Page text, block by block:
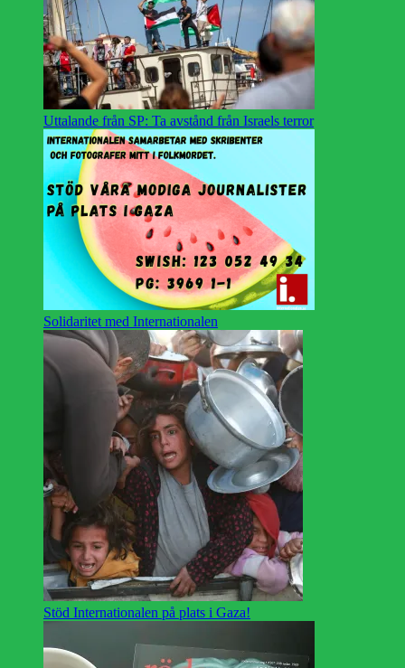
Uttalande från SP: Ta avstånd från Israels terror
Solidaritet med Internationalen
Stöd Internationalen på plats i Gaza!